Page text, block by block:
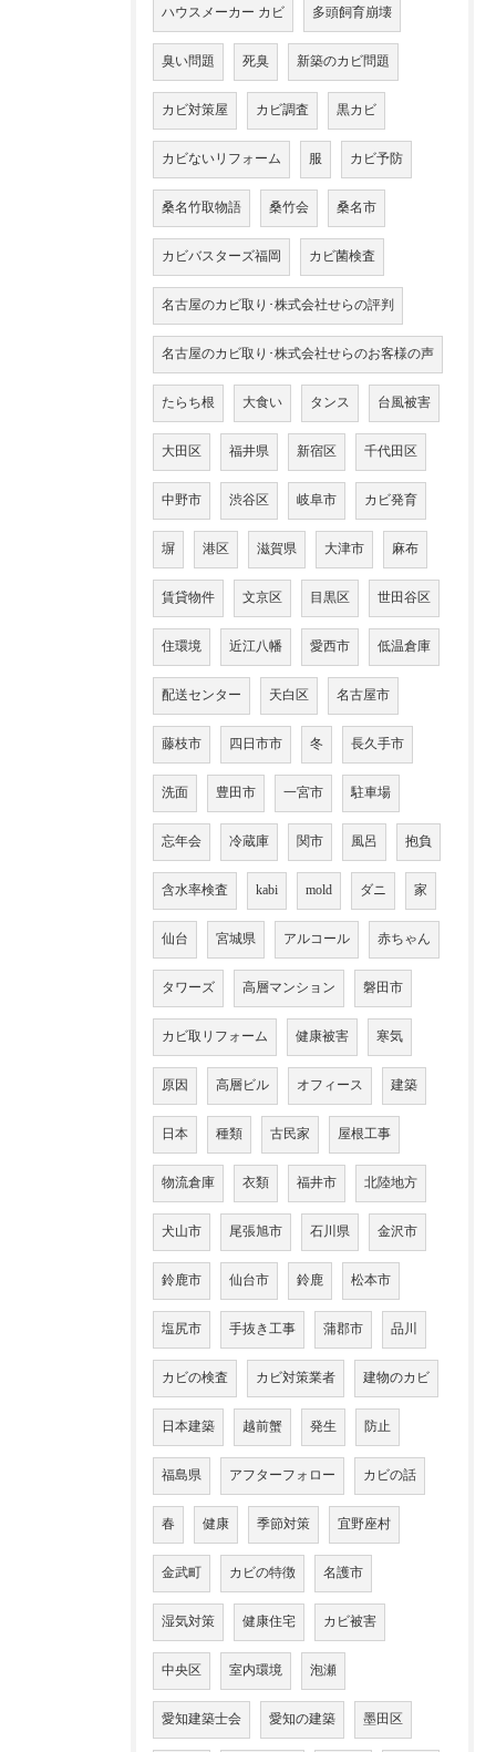
ハウスメーカー カビ 多頭飼育崩壊
臭い問題 死臭 新築のカビ問題
カビ対策屋 カビ調査 黒カビ
カビないリフォーム 服 カビ予防
桑名竹取物語 桑竹会 桑名市
カビバスターズ福岡 カビ菌検査
名古屋のカビ取り･株式会社せらの評判
名古屋のカビ取り･株式会社せらのお客様の声
たらち根 大食い タンス 台風被害
大田区 福井県 新宿区 千代田区
中野市 渋谷区 岐阜市 カビ発育
塀 港区 滋賀県 大津市 麻布
賃貸物件 文京区 目黒区 世田谷区
住環境 近江八幡 愛西市 低温倉庫
配送センター 天白区 名古屋市
藤枝市 四日市市 冬 長久手市
洗面 豊田市 一宮市 駐車場
忘年会 冷蔵庫 関市 風呂 抱負
含水率検査 kabi mold ダニ 家
仙台 宮城県 アルコール 赤ちゃん
タワーズ 高層マンション 磐田市
カビ取リフォーム 健康被害 寒気
原因 高層ビル オフィース 建築
日本 種類 古民家 屋根工事
物流倉庫 衣類 福井市 北陸地方
犬山市 尾張旭市 石川県 金沢市
鈴鹿市 仙台市 鈴鹿 松本市
塩尻市 手抜き工事 蒲郡市 品川
カビの検査 カビ対策業者 建物のカビ
日本建築 越前蟹 発生 防止
福島県 アフターフォロー カビの話
春 健康 季節対策 宜野座村
金武町 カビの特徴 名護市
湿気対策 健康住宅 カビ被害
中央区 室内環境 泡瀬
愛知建築士会 愛知の建築 墨田区